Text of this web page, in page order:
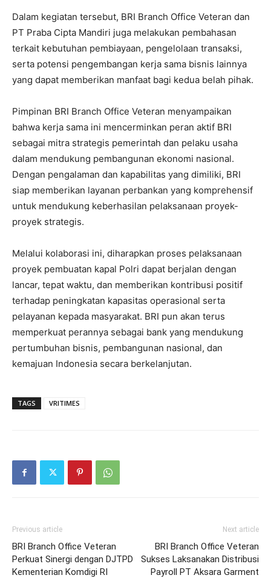
Dalam kegiatan tersebut, BRI Branch Office Veteran dan
PT Praba Cipta Mandiri juga melakukan pembahasan
terkait kebutuhan pembiayaan, pengelolaan transaksi,
serta potensi pengembangan kerja sama bisnis lainnya
yang dapat memberikan manfaat bagi kedua belah pihak.
Pimpinan BRI Branch Office Veteran menyampaikan
bahwa kerja sama ini mencerminkan peran aktif BRI
sebagai mitra strategis pemerintah dan pelaku usaha
dalam mendukung pembangunan ekonomi nasional.
Dengan pengalaman dan kapabilitas yang dimiliki, BRI
siap memberikan layanan perbankan yang komprehensif
untuk mendukung keberhasilan pelaksanaan proyek-
proyek strategis.
Melalui kolaborasi ini, diharapkan proses pelaksanaan
proyek pembuatan kapal Polri dapat berjalan dengan
lancar, tepat waktu, dan memberikan kontribusi positif
terhadap peningkatan kapasitas operasional serta
pelayanan kepada masyarakat. BRI pun akan terus
memperkuat perannya sebagai bank yang mendukung
pertumbuhan bisnis, pembangunan nasional, dan
kemajuan Indonesia secara berkelanjutan.
TAGS VRITIMES
Previous article
BRI Branch Office Veteran
Perkuat Sinergi dengan DJTPD
Kementerian Komdigi RI
Next article
BRI Branch Office Veteran
Sukses Laksanakan Distribusi
Payroll PT Aksara Garment